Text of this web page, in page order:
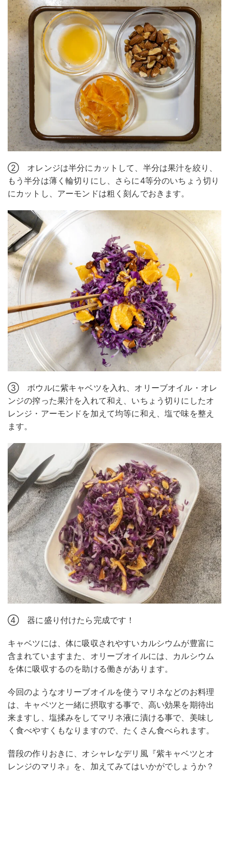
② オレンジは半分にカットして、半分は果汁を絞り、
もう半分は薄く輪切りにし、さらに4等分のいちょう切り
にカットし、アーモンドは粗く刻んでおきます。
③ ボウルに紫キャベツを入れ、オリーブオイル・オレ
ンジの搾った果汁を入れて和え、いちょう切りにしたオ
レンジ・アーモンドを加えて均等に和え、塩で味を整え
ます。
④ 器に盛り付けたら完成です！
キャベツには、体に吸収されやすいカルシウムが豊富に
含まれていますまた、オリーブオイルには、カルシウム
を体に吸収するのを助ける働きがあります。
今回のようなオリーブオイルを使うマリネなどのお料理
は、キャベツと一緒に摂取する事で、高い効果を期待出
来ますし、塩揉みをしてマリネ液に漬ける事で、美味し
く食べやすくもなりますので、たくさん食べられます。
普段の作りおきに、オシャレなデリ風『紫キャベツとオ
レンジのマリネ』を、加えてみてはいかがでしょうか？